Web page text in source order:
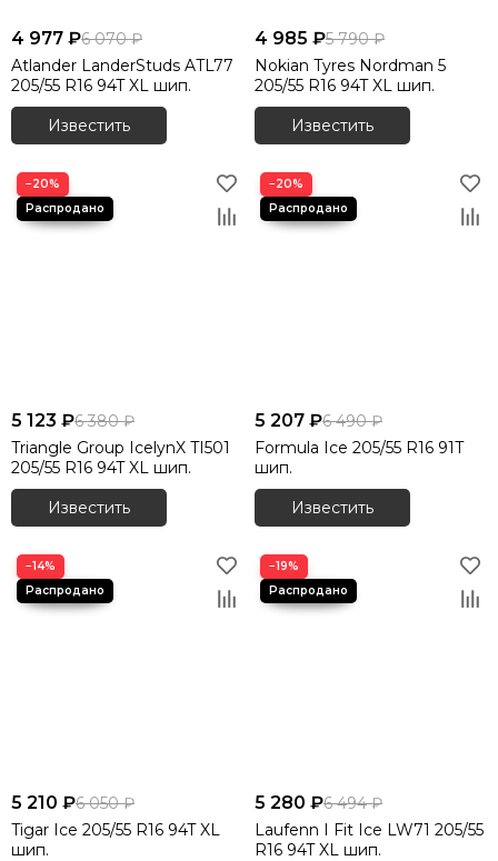
4 977 ₽6 070 ₽
Atlander LanderStuds ATL77
205/55 R16 94T XL шип.
Известить
4 985 ₽5 790 ₽
Nokian Tyres Nordman 5
205/55 R16 94T XL шип.
Известить
−20%
5 123 ₽6 380 ₽
Triangle Group IcelynX TI501
205/55 R16 94T XL шип.
Известить
−20%
5 207 ₽6 490 ₽
Formula Ice 205/55 R16 91T
шип.
Известить
−14%
5 210 ₽6 050 ₽
Tigar Ice 205/55 R16 94T XL
шип.
−19%
5 280 ₽6 494 ₽
Laufenn I Fit Ice LW71 205/55
R16 94T XL шип.